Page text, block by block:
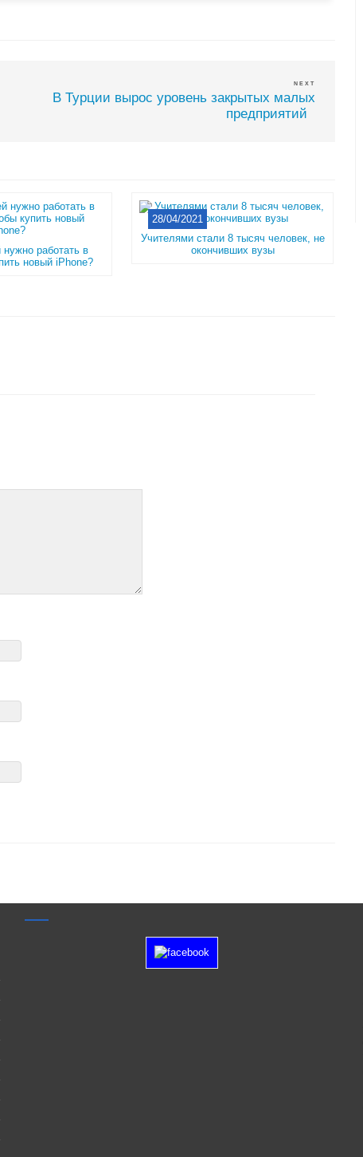
NEXT
В Турции вырос уровень закрытых малых
предприятий
работать в
новый iPhone?
28/04/2021
Учителями стали 8 тысяч человек, не
окончивших вузы